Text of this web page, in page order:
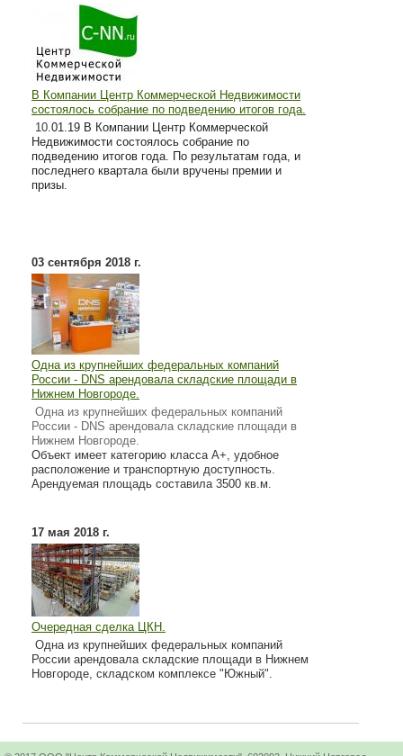
В Компании Центр Коммерческой Недвижимости
состоялось собрание по подведению итогов года.
10.01.19 В Компании Центр Коммерческой
Недвижимости состоялось собрание по
подведению итогов года. По результатам года, и
последнего квартала были вручены премии и
призы.
03 сентября 2018 г.
Одна из крупнейших федеральных компаний
России - DNS арендовала складские площади в
Нижнем Новгороде.
Одна из крупнейших федеральных компаний
России - DNS арендовала складские площади в
Нижнем Новгороде.
Объект имеет категорию класса А+, удобное
расположение и транспортную доступность.
Арендуемая площадь составила 3500 кв.м.
17 мая 2018 г.
Очередная сделка ЦКН.
Одна из крупнейших федеральных компаний
России арендовала складские площади в Нижнем
Новгороде, складском комплексе "Южный".